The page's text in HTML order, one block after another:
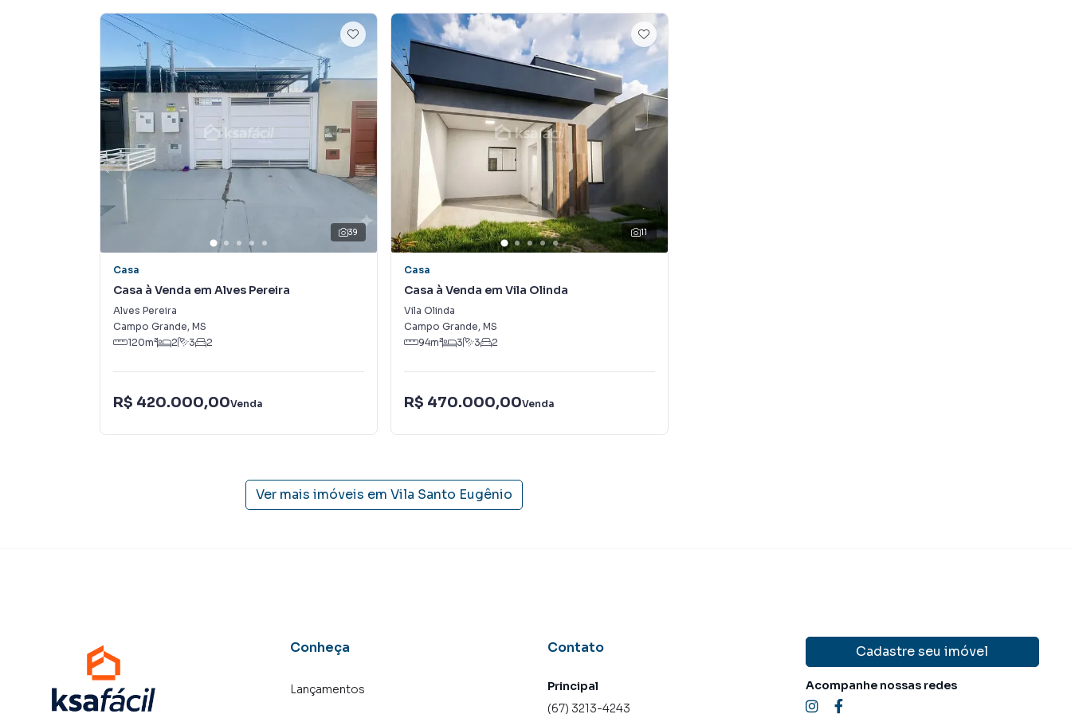
lançamentos na planta em Vila Santo Eugênio e em outras regiões de Campo Grande. Aqui você
encontra milhares de ofertas para encontrar o imóvel que mais combina com seu estilo de vida.
Negocie seu imóvel de forma totalmente online, com segurança e tranquilidade. Na KSA FACIL
IMOVEIS você consegue comprar ou alugar um imóvel em Campo Grande mesmo não estando na
cidade e com a praticidade de fazer tudo online, direto do seu computador ou smartphone. Nós
criamos soluções inovadoras para simplificar a relação de proprietários, inquilinos e compradores
com o mercado imobiliário.
Anuncie seu imóvel! É fácil, rápido e gratuito! A KSA FACIL IMOVEIS é uma imobiliária digital com
imóveis em diversas cidades do Brasil, incluindo Campo Grande.
Na KSA FACIL IMOVEIS você consegue vender ou alugar seu imóvel muito mais rápido do que em
campanhas específicas para Campo Grande, o que aumenta muito o número de contatos interessados
e tendo como consequência uma maior chance de vender ou alugar seu imóvel mais rápido. Contamos
também com um time de programadores, corretores treinados e uma central de atendimento
39
Casa
Casa à Venda em Alves Pereira
Alves Pereira
Campo Grande, MS
120m² 2 3 2
R$ 420.000,00Venda
11
Casa
Casa à Venda em Vila Olinda
Vila Olinda
Campo Grande, MS
94m² 3 3 2
R$ 470.000,00Venda
Ver mais imóveis em Vila Santo Eugênio
Conheça
Lançamentos
Contato
Principal
(67) 3213-4243
Cadastre seu imóvel
Acompanhe nossas redes